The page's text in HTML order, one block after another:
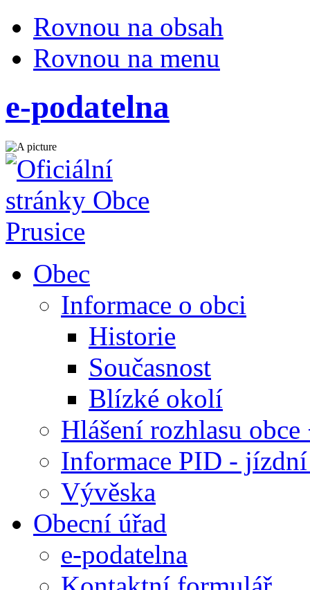
Rovnou na obsah
Rovnou na menu
e-podatelna
Obec
Informace o obci
Historie
Současnost
Blízké okolí
Hlášení rozhlasu
Informace PID -
Vývěska
Obecní úřad
e-podatelna